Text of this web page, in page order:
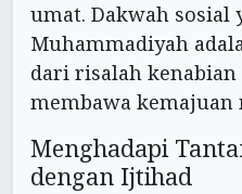
umat. Dakwah sosial
Muhammadiyah
dari risalah
membawa kemajuan
Menghadapi
dengan Ijtihad